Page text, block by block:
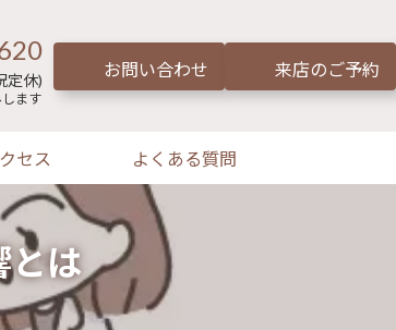
定休)
ます
お問い合わせ 来店のご予約
セス よくある質問
とは